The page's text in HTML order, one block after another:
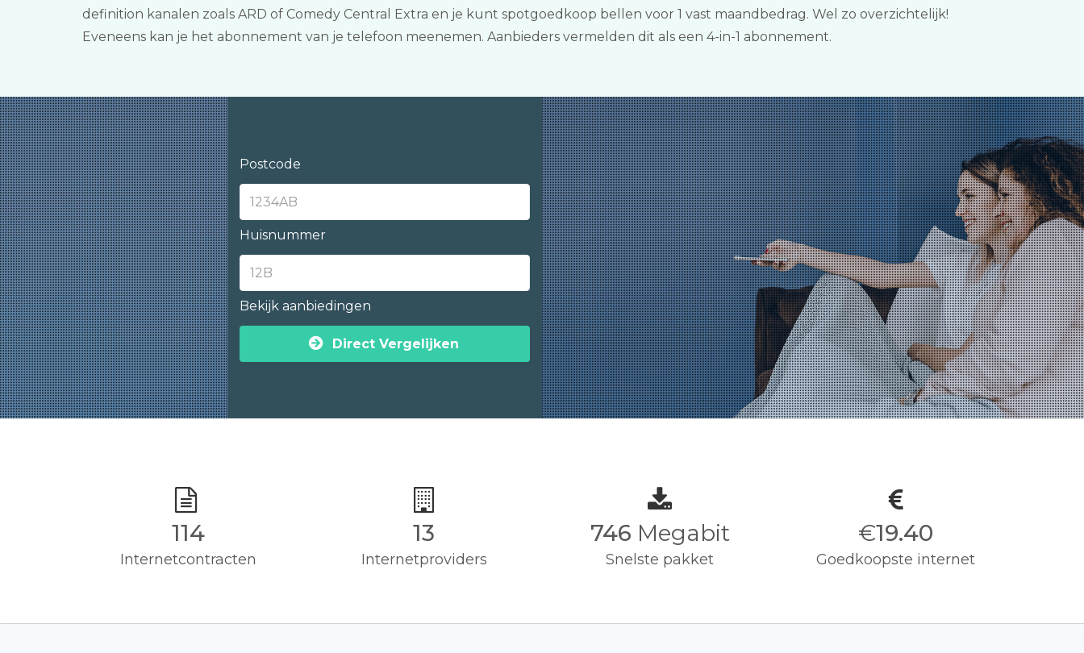
definition kanalen zoals ARD of Comedy Central Extra en je kunt spotgoedkoop bellen voor 1 vast maandbedrag. Wel zo overzichtelijk!
Eveneens kan je het abonnement van je telefoon meenemen. Aanbieders vermelden dit als een 4-in-1 abonnement.
Postcode
Huisnummer
Bekijk aanbiedingen
Direct Vergelijken
115
Internetcontracten
13
Internetproviders
750 Megabit
Snelste pakket
€19.50
Goedkoopste internet